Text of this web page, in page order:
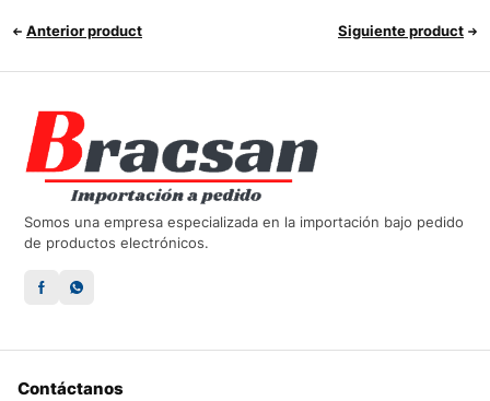
Anterior product Siguiente product
Somos una empresa especializada en la importación bajo pedido
de productos electrónicos.
Contáctanos